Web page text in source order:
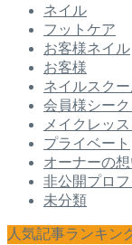
ネイル
フットケア
お客様ネイル
お客様
ネイルスク
会員様シー
メイクレッ
プライベート
オーナーの
非公開プロ
未分類
人気記事ランキン